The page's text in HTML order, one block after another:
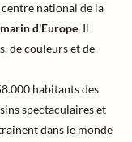
national de la
d'Europe. Il
de couleurs et de
habitants des
spectaculaires et
dans le monde